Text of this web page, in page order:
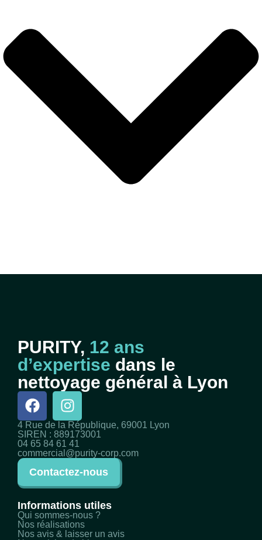
PURITY, 12 ans
d’expertise dans le
nettoyage général à Lyon
4 Rue de la République, 69001 Lyon
SIREN : 889173001
04 65 84 61 41
commercial@purity-corp.com
Contactez-nous
Informations utiles
Qui sommes-nous ?
Nos réalisations
Nos avis & laisser un avis